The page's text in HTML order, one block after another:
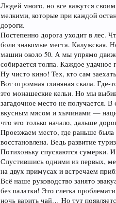
Людей много, но все кажутся
мелкими, которые при каждой
дороги.
Постепенно дорога уходит в
боли знакомые места. Калужская,
машин около 50. А мы упрямо
собирается толпа. Каждое
Ну чисто кино! Тех, кто сам
Вот огромная глиняная скала.
это монашеские кельи. Но мы
загадочное место не получается.
вкусным мясом и хычинами —
что это только начало, дальше
Проезжаем место, где раньше была
восстановлена. Ведь развитие
Потихоньку спускаются сумерки.
Спустившись одними из первых,
на двух примусах и встречаем
Всё наше руководство занято
без палатки! Это слегка
ночь варить чай… Но тут